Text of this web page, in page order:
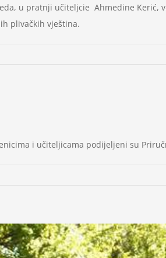
u pratnji učiteljcie Ahmedine Kerić,
plivačkih vještina.
i učiteljicama podijeljeni su